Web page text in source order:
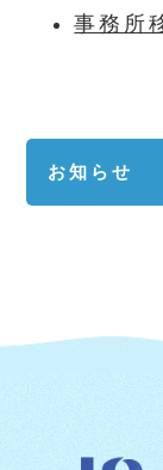
事務所
お知らせ